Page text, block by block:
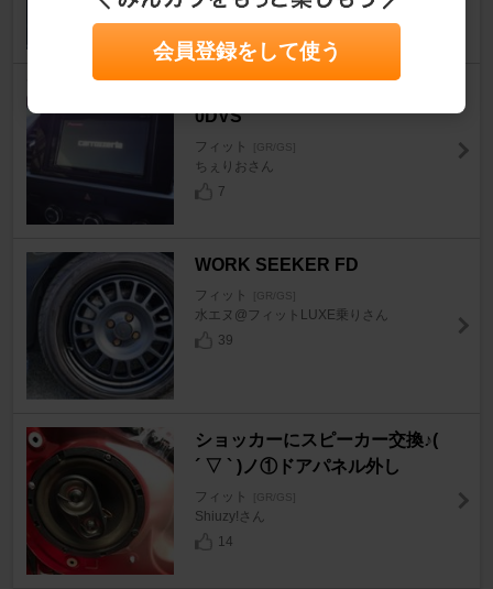
0DVS
フィット [GR/GS]
ちぇりおさん
7
WORK SEEKER FD
フィット [GR/GS]
水エヌ@フィットLUXE乗りさん
39
ショッカーにスピーカー交換♪(
´ ▽ ` )ノ①ドアパネル外し
フィット [GR/GS]
Shiuzy!さん
14
会員登録をして使う